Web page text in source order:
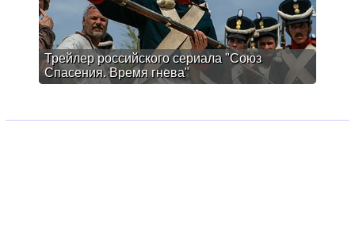
Трейлер российского сериала "Союз
Спасения. Время гнева"